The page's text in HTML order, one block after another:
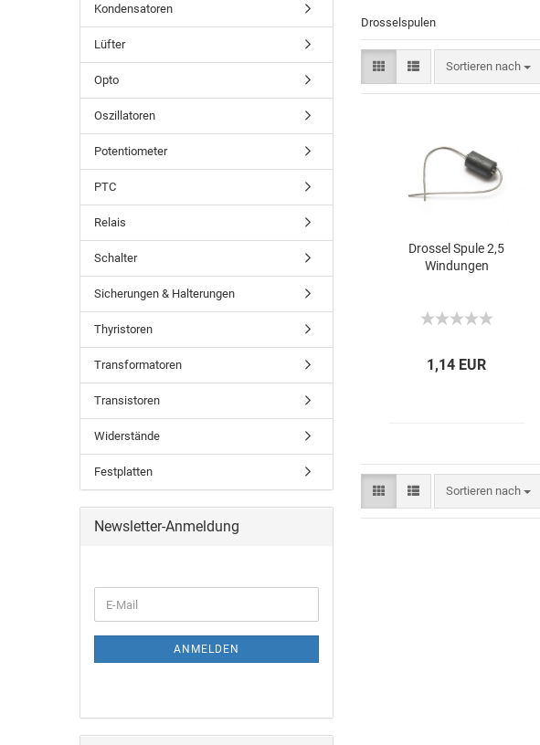
Drosselspulen
Sortieren nach
Drossel Spule 2,5
Windungen
1,14 EUR
Sortieren nach
Kondensatoren
Lüfter
Opto
Oszillatoren
Potentiometer
PTC
Relais
Schalter
Sicherungen & Halterungen
Thyristoren
Transformatoren
Transistoren
Widerstände
Festplatten
Newsletter-Anmeldung
ANMELDEN